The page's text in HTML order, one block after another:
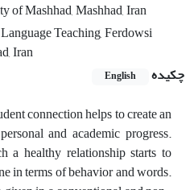
of Mashhad, Mashhad, Iran
Teaching, Ferdowsi
Iran
چکیده
English
connection helps to create an
and academic progress.
a healthy relationship starts to
in terms of behavior and words.